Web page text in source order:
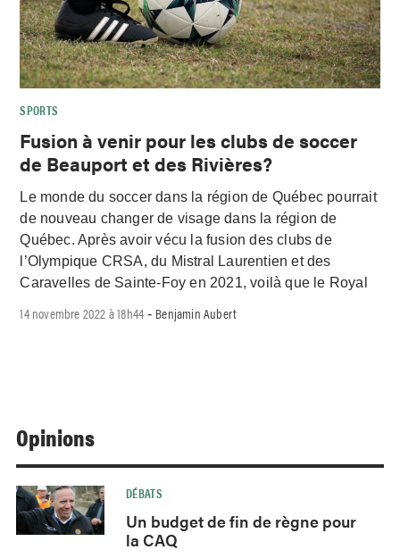
SPORTS
Fusion à venir pour les clubs de soccer
de Beauport et des Rivières?
Le monde du soccer dans la région de Québec pourrait
de nouveau changer de visage dans la région de
Québec. Après avoir vécu la fusion des clubs de
l’Olympique CRSA, du Mistral Laurentien et des
Caravelles de Sainte-Foy en 2021, voilà que le Royal
14 novembre 2022 à 18h44 - Benjamin Aubert
Opinions
DÉBATS
Un budget de fin de règne pour
la CAQ